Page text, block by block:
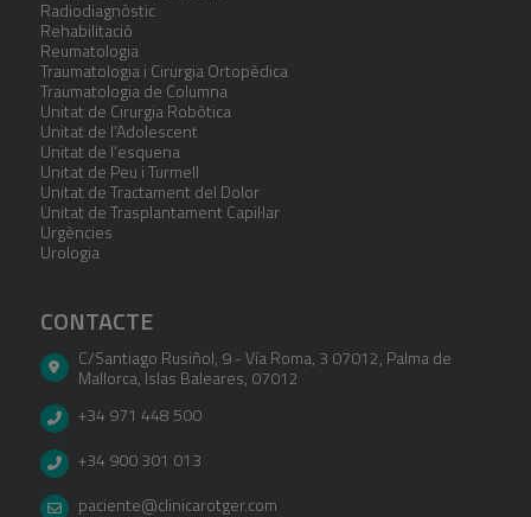
Radiodiagnòstic
Rehabilitació
Reumatologia
Traumatologia i Cirurgia Ortopèdica
Traumatologia de Columna
Unitat de Cirurgia Robòtica
Unitat de l’Adolescent
Unitat de l’esquena
Unitat de Peu i Turmell
Unitat de Tractament del Dolor
Unitat de Trasplantament Capil·lar
Urgències
Urologia
CONTACTE
C/Santiago Rusiñol, 9 - Vía Roma, 3 07012, Palma de
Mallorca, Islas Baleares, 07012
+34 971 448 500
+34 900 301 013
paciente@clinicarotger.com